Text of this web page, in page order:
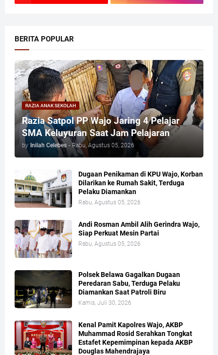
BERITA POPULAR
RAZIA ANAK SEKOLAH
Razia Satpol PP Wajo Jaring 4 Pelajar
SMA Keluyuran Saat Jam Pelajaran
by Inilah Celebes - Rabu, Agustus 05, 2026
Dugaan Penikaman di KPU Wajo, Korban
Dilarikan ke Rumah Sakit, Terduga
Pelaku Diamankan
Rabu, Agustus 05, 2026
Andi Rosman Ambil Alih Gerindra Wajo,
Siap Perkuat Mesin Partai
Rabu, Agustus 05, 2026
Polsek Belawa Gagalkan Dugaan
Peredaran Sabu, Terduga Pelaku
Diamankan Saat Patroli Biru
Kamis, Juli 30, 2026
Kenal Pamit Kapolres Wajo, AKBP
Muhammad Rosid Serahkan Tongkat
Estafet Kepemimpinan kepada AKBP
Douglas Mahendrajaya